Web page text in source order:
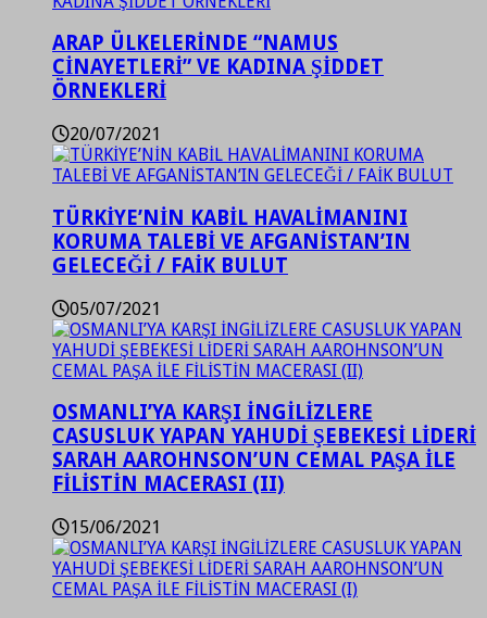
ARAP ÜLKELERİNDE “NAMUS
CİNAYETLERİ” VE KADINA ŞİDDET
ÖRNEKLERİ
20/07/2021
TÜRKİYE’NİN KABİL HAVALİMANINI
KORUMA TALEBİ VE AFGANİSTAN’IN
GELECEĞİ / FAİK BULUT
05/07/2021
OSMANLI’YA KARŞI İNGİLİZLERE
CASUSLUK YAPAN YAHUDİ ŞEBEKESİ LİDERİ
SARAH AAROHNSON’UN CEMAL PAŞA İLE
FİLİSTİN MACERASI (II)
15/06/2021